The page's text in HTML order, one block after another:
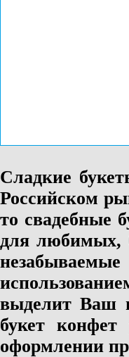
Сладкие
Российском
то свадебные
для любимых,
выделит Ваш
букет
оформлении